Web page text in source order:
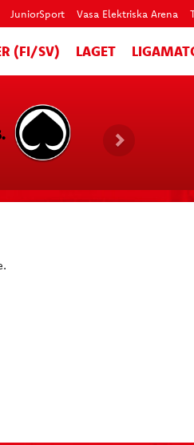
JuniorSport Vasa Elektriska Arena
(FI/SV) LAGET